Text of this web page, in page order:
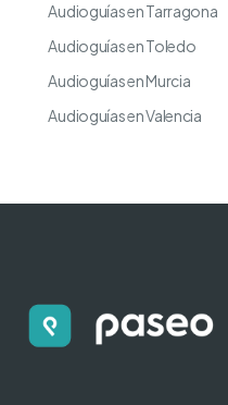
Audioguías en Tarragona
Audioguías en Toledo
Audioguías en Murcia
Audioguías en Valencia